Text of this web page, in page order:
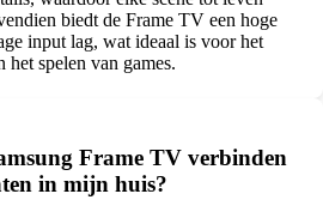
biedt de Frame TV een hoge
input lag, wat ideaal is voor het
spelen van games.
Frame TV verbinden
in mijn huis?